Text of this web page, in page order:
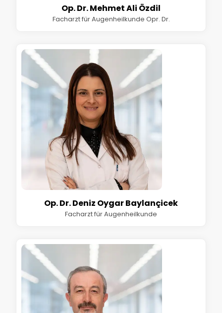
Op. Dr. Mehmet Ali Özdil
Facharzt für Augenheilkunde Opr. Dr.
Op. Dr. Deniz Oygar Baylançicek
Facharzt für Augenheilkunde